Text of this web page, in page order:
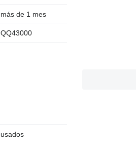
más de 1 mes
QQ43000
usados